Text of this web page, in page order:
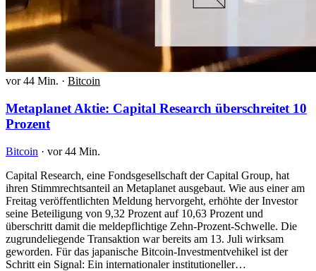
vor 44 Min. · Bitcoin
Metaplanet Aktie: Capital Research überschreitet 10
Prozent
Bitcoin · vor 44 Min.
Capital Research, eine Fondsgesellschaft der Capital Group, hat
ihren Stimmrechtsanteil an Metaplanet ausgebaut. Wie aus einer am
Freitag veröffentlichten Meldung hervorgeht, erhöhte der Investor
seine Beteiligung von 9,32 Prozent auf 10,63 Prozent und
überschritt damit die meldepflichtige Zehn-Prozent-Schwelle. Die
zugrundeliegende Transaktion war bereits am 13. Juli wirksam
geworden. Für das japanische Bitcoin-Investmentvehikel ist der
Schritt ein Signal: Ein internationaler institutioneller…